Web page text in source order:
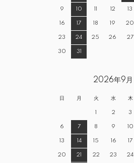
9 10 12 13
16 17 18 19 20
23 24 25 26 27
30 31
2026年9月
日 月 火 水 木
2 3
6 7 8 9 10
13 14 15 16 17
20 21 22 23 24